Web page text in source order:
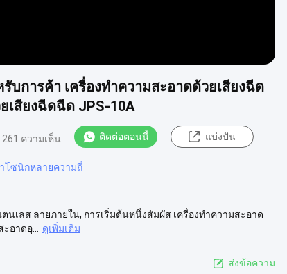
บการค้า เครื่องทําความสะอาดด้วยเสียงฉีด
เสียงฉีดฉีด JPS-10A
261 ความเห็น ติดต่อตอนนี้ แบ่งปัน
โซนิกหลายความถี่
นเลส ลายภายใน, การเริ่มต้นหนึ่งสัมผัส เครื่องทําความสะอาด
าดอุ...
ดูเพิ่มเติม
ส่งข้อความ